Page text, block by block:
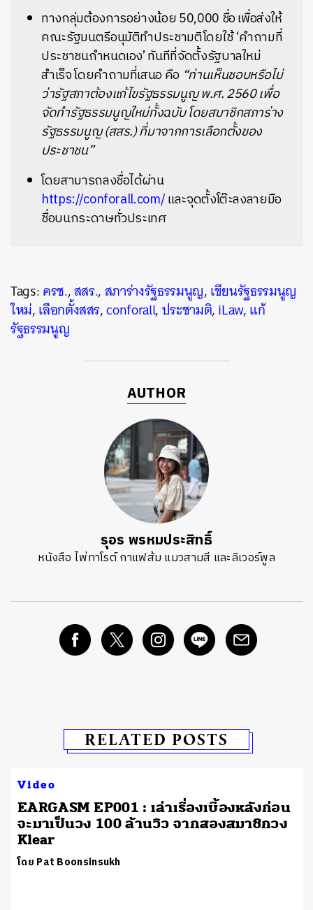
ทางกลุ่มต้องการอย่างน้อย 50,000 ชื่อ เพื่อส่งให้
คณะรัฐมนตรีอนุมัติทำประชามติโดยใช้ ‘คำถามที่
ประชาชนกำหนดเอง’ ทันทีที่จัดตั้งรัฐบาลใหม่
สำเร็จ โดยคำถามที่เสนอ คือ “ท่านเห็นชอบหรือไม่
ว่ารัฐสภาต้องแก้ไขรัฐธรรมนูญ พ.ศ. 2560 เพื่อ
จัดทำรัฐธรรมนูญใหม่ทั้งฉบับ โดยสมาชิกสภาร่าง
รัฐธรรมนูญ (สสร.) ที่มาจากการเลือกตั้งของ
ประชาชน”
โดยสามารถลงชื่อได้ผ่าน
https://conforall.com/และจุดตั้งโต๊ะลงลายมือ
ชื่อบนกระดาษทั่วประเทศ
Tags:ครช.,สสร.,สภาร่างรัฐธรรมนูญ,เขียนรัฐธรรมนูญ
ใหม่,เลือกตั้งสสร,conforall,ประชามติ,iLaw,แก้
รัฐธรรมนูญ
AUTHOR
รุอร พรหมประสิทธิ์
หนังสือ ไพ่ทาโรต์ กาแฟส้ม แมวสามสี และลิเวอร์พูล
RELATED POSTS
Video
EARGASM EP001 : เล่าเรื่องเบื้องหลังก่อน
จะมาเป็นวง 100 ล้านวิว จากสองสมาชิกวง
Klear
โดย Pat Boonsinsukh